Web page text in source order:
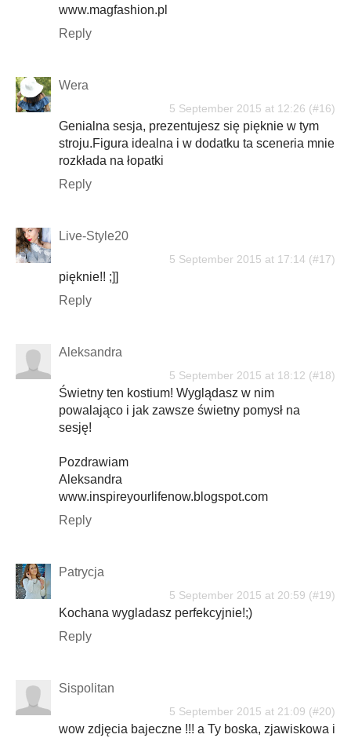
www.magfashion.pl
Reply
Wera
5 September 2015 at 12:26
Genialna sesja, prezentujesz się pięknie w tym
stroju.Figura idealna i w dodatku ta sceneria mnie
rozkłada na łopatki
Reply
Live-Style20
5 September 2015 at 17:14
pięknie!! ;]]
Reply
Aleksandra
5 September 2015 at 18:12
Świetny ten kostium! Wyglądasz w nim
powalająco i jak zawsze świetny pomysł na
sesję!
Pozdrawiam
Aleksandra
www.inspireyourlifenow.blogspot.com
Reply
Patrycja
5 September 2015 at 20:59
Kochana wygladasz perfekcyjnie!;)
Reply
Sispolitan
5 September 2015 at 21:09
wow zdjęcia bajeczne !!! a Ty boska, zjawiskowa i